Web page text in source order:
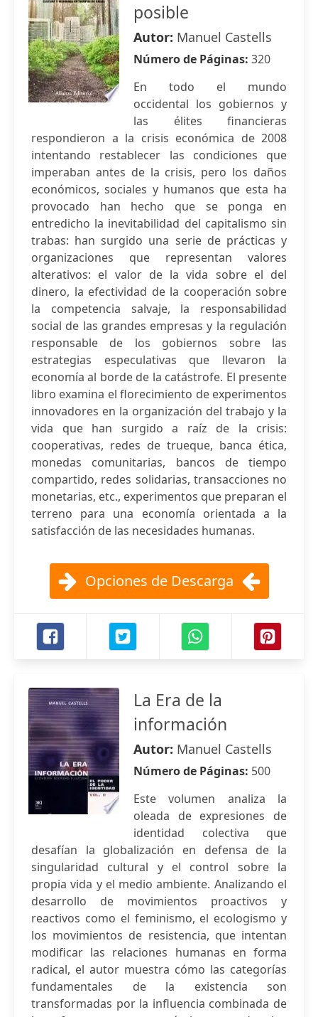
posible
Autor: Manuel Castells
Número de Páginas: 320
En todo el mundo
occidental los gobiernos y
las élites financieras
respondieron a la crisis económica de 2008
intentando restablecer las condiciones que
imperaban antes de la crisis, pero los daños
económicos, sociales y humanos que esta ha
provocado han hecho que se ponga en
entredicho la inevitabilidad del capitalismo sin
trabas: han surgido una serie de prácticas y
organizaciones que representan valores
alterativos: el valor de la vida sobre el del
dinero, la efectividad de la cooperación sobre
la competencia salvaje, la responsabilidad
social de las grandes empresas y la regulación
responsable de los gobiernos sobre las
estrategias especulativas que llevaron la
economía al borde de la catástrofe. El presente
libro examina el florecimiento de experimentos
innovadores en la organización del trabajo y la
vida que han surgido a raíz de la crisis:
cooperativas, redes de trueque, banca ética,
monedas comunitarias, bancos de tiempo
compartido, redes solidarias, transacciones no
monetarias, etc., experimentos que preparan el
terreno para una economía orientada a la
satisfacción de las necesidades humanas.
Opciones de Descarga
La Era de la
información
Autor: Manuel Castells
Número de Páginas: 500
Este volumen analiza la
oleada de expresiones de
identidad colectiva que
desafían la globalización en defensa de la
singularidad cultural y el control sobre la
propia vida y el medio ambiente. Analizando el
desarrollo de movimientos proactivos y
reactivos como el feminismo, el ecologismo y
los movimientos de resistencia, que intentan
modificar las relaciones humanas en forma
radical, el autor muestra cómo las categorías
fundamentales de la existencia son
transformadas por la influencia combinada de